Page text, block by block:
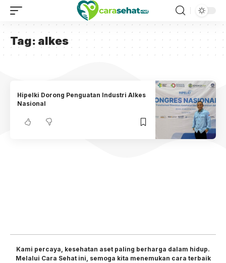
Tag: alkes
Hipelki Dorong Penguatan Industri Alkes
Nasional
Kami percaya, kesehatan aset paling berharga dalam hidup.
Melalui Cara Sehat ini, semoga kita menemukan cara terbaik